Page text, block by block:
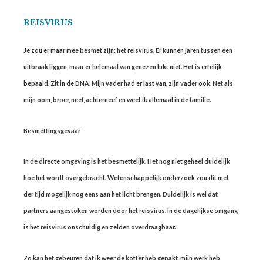
REISVIRUS
Je zou er maar mee besmet zijn: het reisvirus. Er kunnen jaren tussen een
uitbraak liggen, maar er helemaal van genezen lukt niet. Het is erfelijk
bepaald. Zit in de DNA. Mijn vader had er last van, zijn vader ook. Net als
mijn oom, broer, neef, achterneef en weet ik allemaal in de familie.
Besmettingsgevaar
In de directe omgeving is het besmettelijk. Het nog niet geheel duidelijk
hoe het wordt overgebracht. Wetenschappelijk onderzoek zou dit met
der tijd mogelijk nog eens aan het licht brengen. Duidelijk is wel dat
partners aangestoken worden door het reisvirus. In de dagelijkse omgang
is het reisvirus onschuldig en zelden overdraagbaar.
Zo kan het gebeuren dat ik weer de koffer heb gepakt, mijn werk heb